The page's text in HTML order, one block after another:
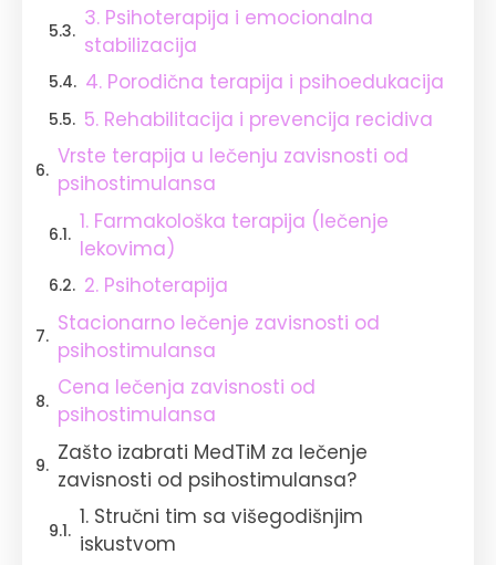
3. Psihoterapija i emocionalna
stabilizacija
4. Porodična terapija i psihoedukacija
5. Rehabilitacija i prevencija recidiva
Vrste terapija u lečenju zavisnosti od
psihostimulansa
1. Farmakološka terapija (lečenje
lekovima)
2. Psihoterapija
Stacionarno lečenje zavisnosti od
psihostimulansa
Cena lečenja zavisnosti od
psihostimulansa
Zašto izabrati MedTiM za lečenje
zavisnosti od psihostimulansa?
1. Stručni tim sa višegodišnjim
iskustvom